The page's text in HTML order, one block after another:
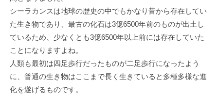
シーラカンスは地球の歴史の中でもかなり昔から存在してい
た生き物であり、最古の化石は3億6500年前のものが出土し
ているため、少なくとも3億6500年以上前には存在していた
ことになりますよね。
人類も最初は四足歩行だったものが二足歩行になったよう
に、普通の生き物はここまで長く生きていると多種多様な進
化を遂げるものです。